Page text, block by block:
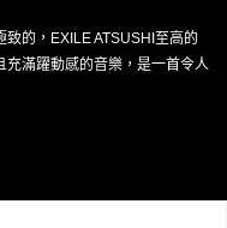
的，EXILE ATSUSHI至高的
充滿躍動感的音樂，是一首令人